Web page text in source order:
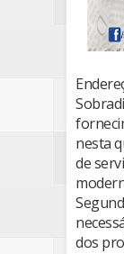
nesta
de
dos